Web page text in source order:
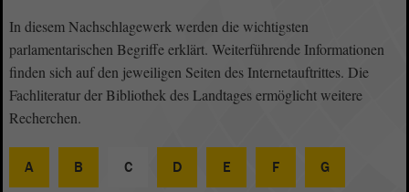
In diesem Nachschlagewerk werden die wichtigsten
parlamentarischen Begriffe erklärt. Weiterführende Informationen
finden sich auf den jeweiligen Seiten des Internetauftrittes. Die
Fachliteratur der Bibliothek des Landtages ermöglicht weitere
Recherchen.
A B C D E F G